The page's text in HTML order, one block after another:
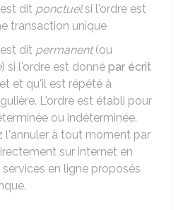
dit ponctuelsi l'ordre est
transaction unique
dit permanent(ou
) si l'ordre est donné par écrit
et qu'il est répété à
L'ordre est établi pour
ou indéterminée.
l'annuler à tout moment par
sur internet en
en ligne proposés